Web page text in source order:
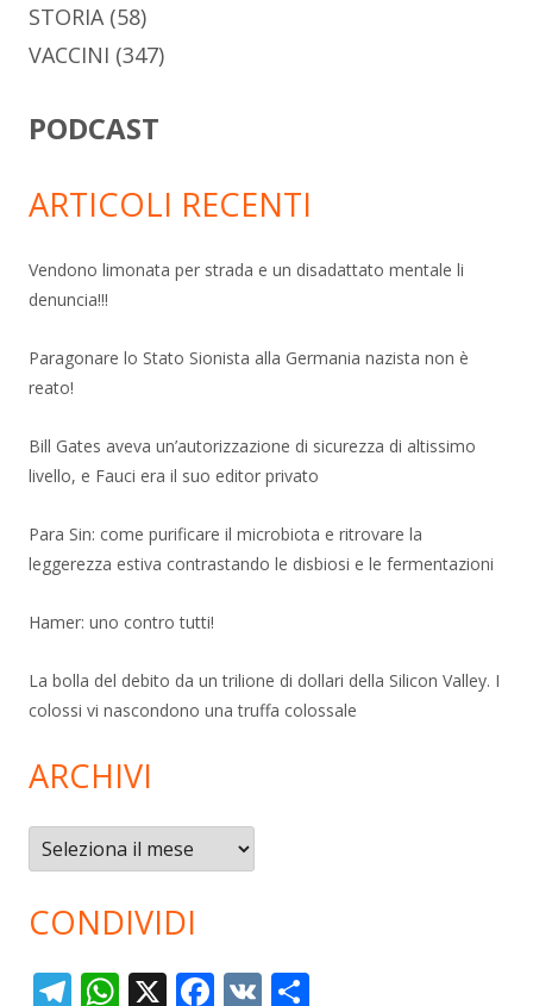
STORIA (58)
VACCINI (347)
PODCAST
ARTICOLI RECENTI
Vendono limonata per strada e un disadattato mentale li
denuncia!!!
Paragonare lo Stato Sionista alla Germania nazista non è
reato!
Bill Gates aveva un’autorizzazione di sicurezza di altissimo
livello, e Fauci era il suo editor privato
Para Sin: come purificare il microbiota e ritrovare la
leggerezza estiva contrastando le disbiosi e le fermentazioni
Hamer: uno contro tutti!
La bolla del debito da un trilione di dollari della Silicon Valley. I
colossi vi nascondono una truffa colossale
ARCHIVI
Archivi
CONDIVIDI
T W X F V